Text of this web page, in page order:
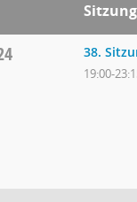
Sitzung
38.
19:00-